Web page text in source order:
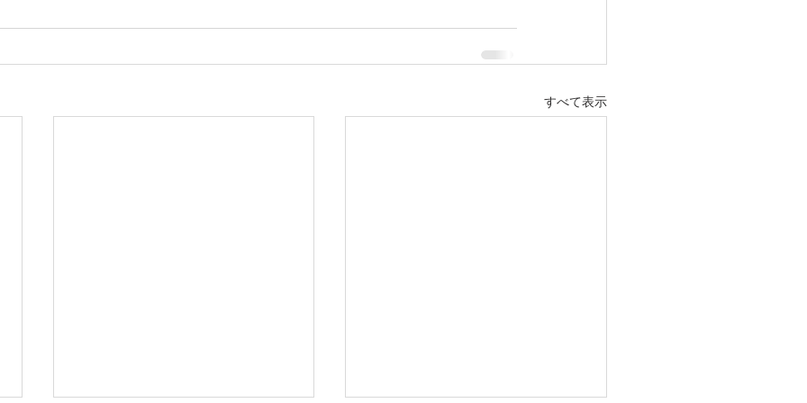
すべて表示